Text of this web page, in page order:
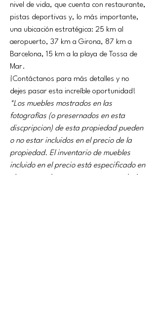
nivel de vida, que cuenta con restaurante,
pistas deportivas y, lo más importante,
una ubicación estratégica: 25 km al
aeropuerto, 37 km a Girona, 87 km a
Barcelona, ​​​​15 km a la playa de Tossa de
Mar.
¡Contáctanos para más detalles y no
dejes pasar esta increíble oportunidad!
*Los muebles mostrados en las
fotografías (o presernados en esta
discpripcion) de esta propiedad pueden
o no estar incluidos en el precio de la
propiedad. El inventario de muebles
incluido en el precio está especificado en